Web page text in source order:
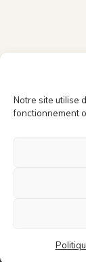
Notre site utilise
fonctionnement
©Copyright - Jean
Mentions légales